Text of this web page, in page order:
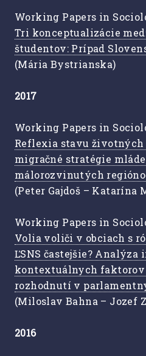
Working Papers in
Tri konceptualizácie
študentov: Prípad
(Mária Bystrianska)
2017
Working Papers in
Reflexia stavu životných
migračné stratégie
málorozvinutých
(Peter Gajdoš – Katarína
Working Papers in
Volia voliči v obciach s
ĽSNS častejšie?
kontextuálnych
rozhodnutí v
(Miloslav Bahna – Jozef
2016